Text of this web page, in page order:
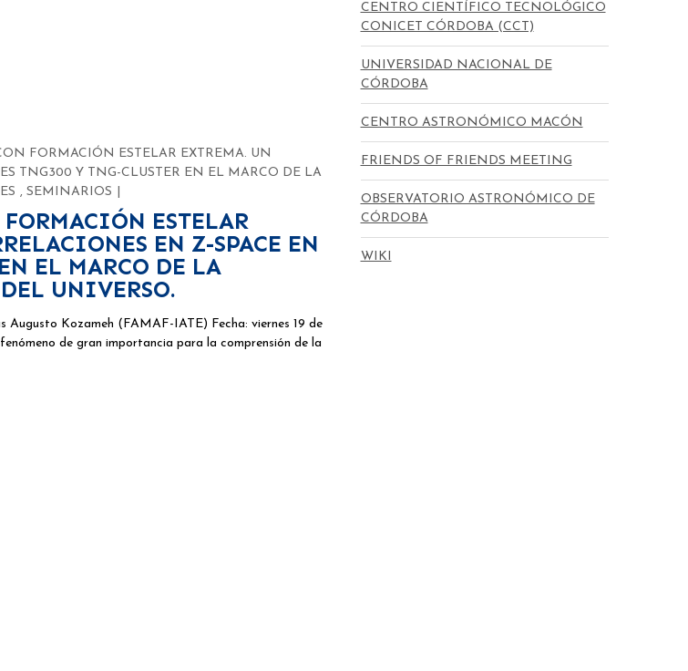
FORMACIÓN ESTELAR EXTREMA. UN
TNG300 Y TNG-CLUSTER EN EL MARCO DE LA
, SEMINARIOS
ESTELAR
EN Z-SPACE EN
EL MARCO DE LA
UNIVERSO.
Kozameh (FAMAF-IATE) Fecha: viernes 19 de
de gran importancia para la comprensión de la
CENTRO CIENTÍFICO TECNOLÓGICO
CONICET CÓRDOBA (CCT)
UNIVERSIDAD NACIONAL DE
CÓRDOBA
CENTRO ASTRONÓMICO MACÓN
FRIENDS OF FRIENDS MEETING
OBSERVATORIO ASTRONÓMICO DE
CÓRDOBA
WIKI